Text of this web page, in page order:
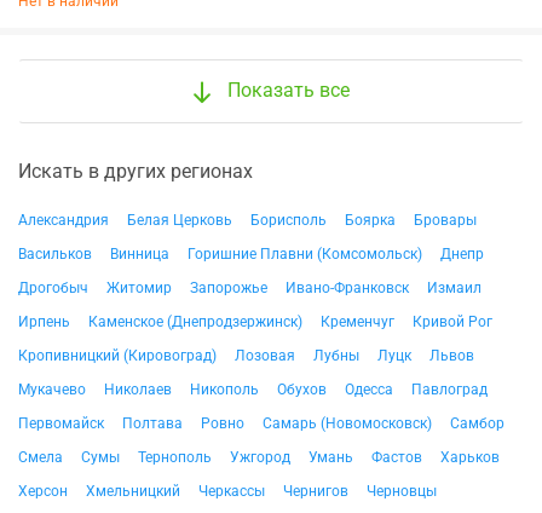
Показать все
Искать в других регионах
Александрия Белая Церковь Борисполь Боярка
Бровары
Васильков
Винница Горишние Плавни (Комсомольск)
Днепр
Дрогобыч
Житомир Запорожье Ивано-Франковск
Измаил
Ирпень
Каменское (Днепродзержинск) Кременчуг
Кривой Рог
Кропивницкий (Кировоград)
Лозовая Лубны Луцк
Львов
Мукачево
Николаев Никополь Обухов Одесса
Павлоград
Первомайск
Полтава Ровно Самарь (Новомосковск)
Самбор
Смела
Сумы Тернополь Ужгород Умань Фастов
Харьков
Херсон
Хмельницкий Черкассы Чернигов
Черновцы